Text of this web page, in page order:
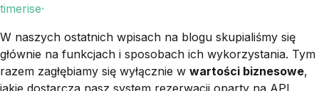
timerise·
W naszych ostatnich wpisach na blogu skupialiśmy się
głównie na funkcjach i sposobach ich wykorzystania. Tym
razem zagłębiamy się wyłącznie w wartości biznesowe,
jakie dostarcza nasz system rezerwacji oparty na API